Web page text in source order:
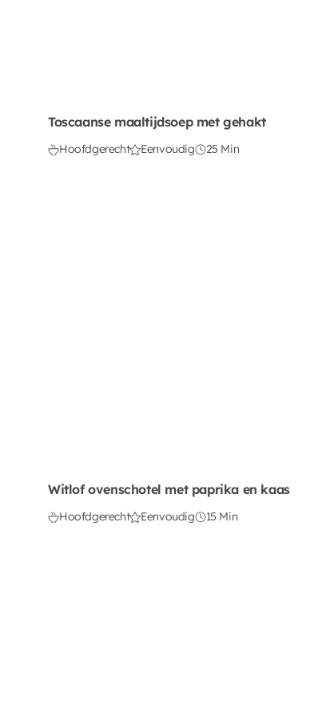
Toscaanse maaltijdsoep met gehakt
Hoofdgerecht Eenvoudig 25 Min
Witlof ovenschotel met paprika en kaas
Hoofdgerecht Eenvoudig 15 Min